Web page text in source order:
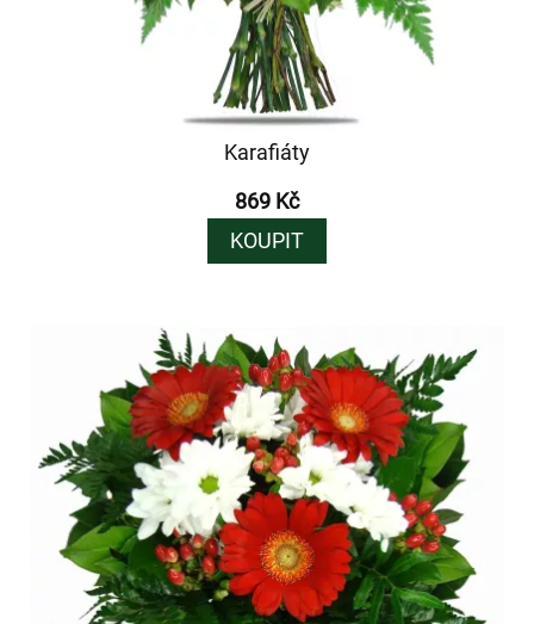
Karafiáty
869 Kč
KOUPIT